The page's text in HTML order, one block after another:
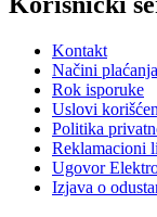
Kontakt
Načini plaćanja
Rok isporuke
Uslovi
Politika
Reklamacioni
Ugovor
Izjava o